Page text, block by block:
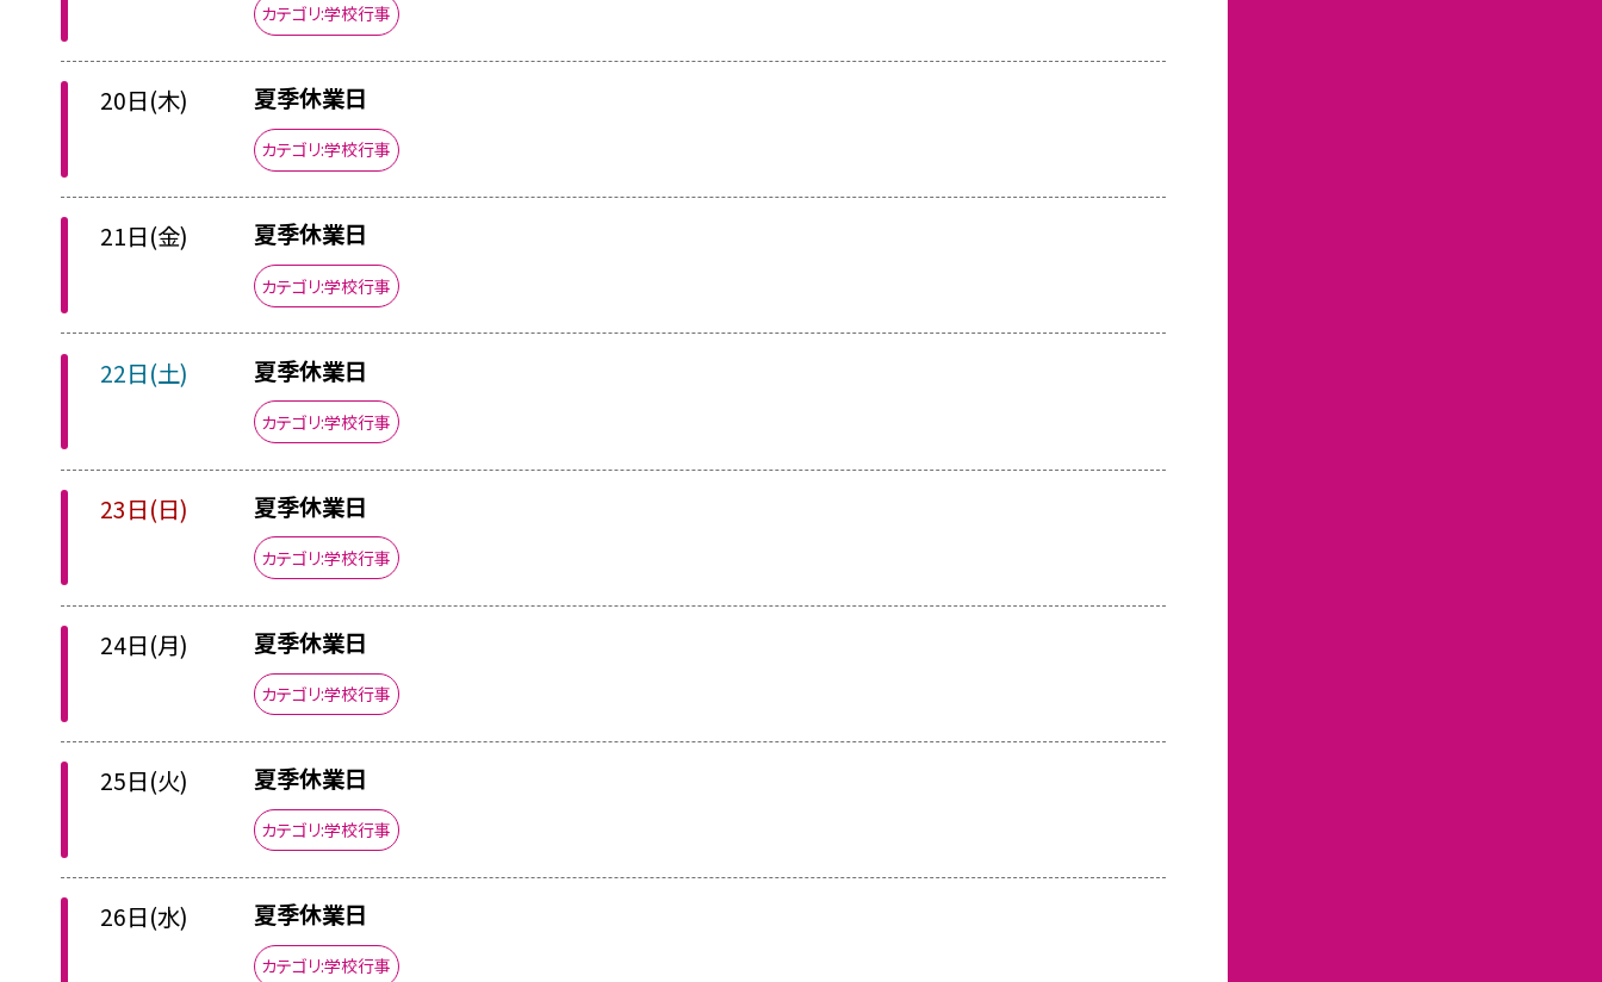
カテゴリ:学校行事
20日(木) 夏季休業日
カテゴリ:学校行事
21日(金) 夏季休業日
カテゴリ:学校行事
22日(土) 夏季休業日
カテゴリ:学校行事
23日(日) 夏季休業日
カテゴリ:学校行事
24日(月) 夏季休業日
カテゴリ:学校行事
25日(火) 夏季休業日
カテゴリ:学校行事
26日(水) 夏季休業日
カテゴリ:学校行事